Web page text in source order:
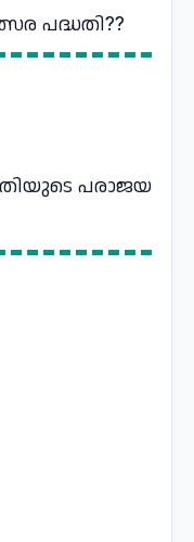
പദ്ധതി??
പരാജയ